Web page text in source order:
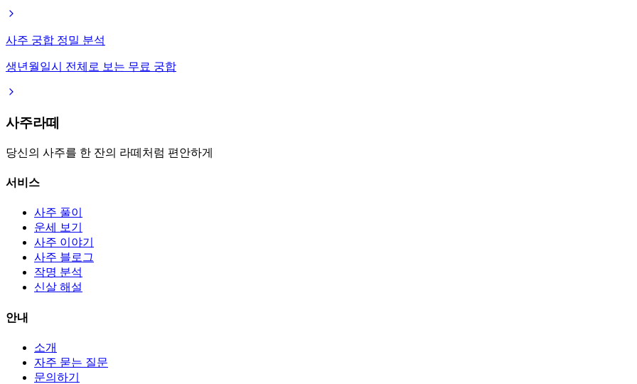
사주 궁합 정밀 분석
생년월일시 전체로 보는 무료 궁합
사주라떼
당신의 사주를 한 잔의 라떼처럼 편안하게
서비스
사주 풀이
운세 보기
사주 이야기
사주 블로그
작명 분석
신살 해설
안내
소개
자주 묻는 질문
문의하기